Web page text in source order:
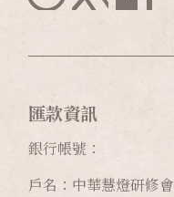
匯款資訊
銀行帳號：
戶名：中華慧燈研修會